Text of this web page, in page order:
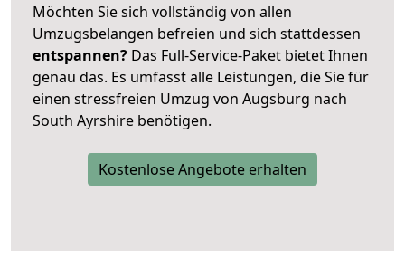
Möchten Sie sich vollständig von allen
Umzugsbelangen befreien und sich stattdessen
entspannen? Das Full-Service-Paket bietet Ihnen
genau das. Es umfasst alle Leistungen, die Sie für
einen stressfreien Umzug von Augsburg nach
South Ayrshire benötigen.
Kostenlose Angebote erhalten